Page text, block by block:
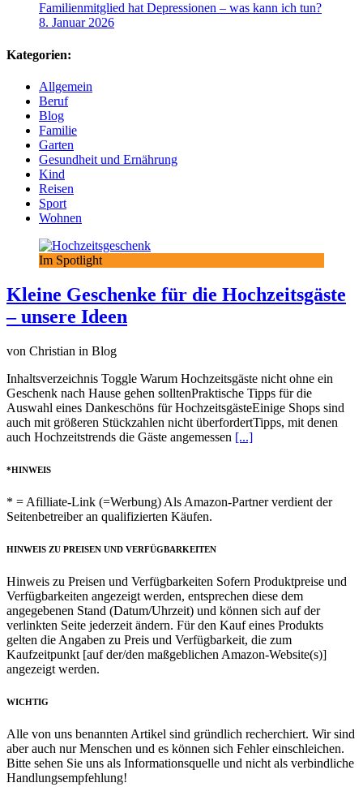
Familienmitglied hat Depressionen – was kann ich tun?
8. Januar 2026
Kategorien:
Allgemein
Beruf
Blog
Familie
Garten
Gesundheit und Ernährung
Kind
Reisen
Sport
Wohnen
Im Spotlight
Kleine Geschenke für die Hochzeitsgäste
– unsere Ideen
von Christian in Blog
Inhaltsverzeichnis Toggle Warum Hochzeitsgäste nicht ohne ein
Geschenk nach Hause gehen solltenPraktische Tipps für die
Auswahl eines Dankeschöns für HochzeitsgästeEinige Shops sind
auch mit größeren Stückzahlen nicht überfordertTipps, mit denen
auch Hochzeitstrends die Gäste angemessen [...]
*HINWEIS
* = Afilliate-Link (=Werbung) Als Amazon-Partner verdient der
Seitenbetreiber an qualifizierten Käufen.
HINWEIS ZU PREISEN UND VERFÜGBARKEITEN
Hinweis zu Preisen und Verfügbarkeiten Sofern Produktpreise und
Verfügbarkeiten angezeigt werden, entsprechen diese dem
angegebenen Stand (Datum/Uhrzeit) und können sich auf der
verlinkten Seite jederzeit ändern. Für den Kauf eines Produkts
gelten die Angaben zu Preis und Verfügbarkeit, die zum
Kaufzeitpunkt [auf der/den maßgeblichen Amazon-Website(s)]
angezeigt werden.
WICHTIG
Alle von uns benannten Artikel sind gründlich recherchiert. Wir sind
aber auch nur Menschen und es können sich Fehler einschleichen.
Bitte sehen Sie uns als Informationsquelle und nicht als verbindliche
Handlungsempfehlung!